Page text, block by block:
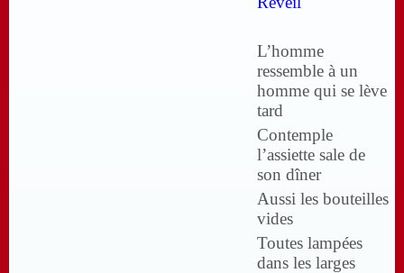
L’homme
ressemble à un
homme qui se lève
tard
Contemple
l’assiette sale de
son dîner
Aussi les bouteilles
vides
Toutes lampées
dans les larges